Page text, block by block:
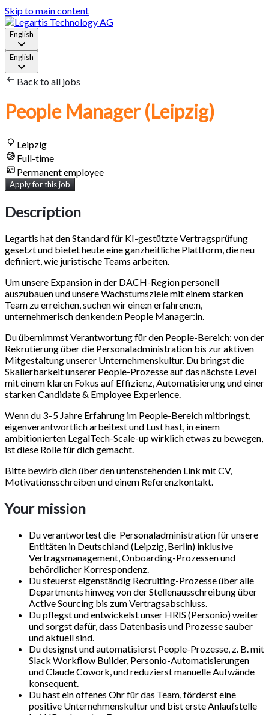
Skip to main content
English
English
Back to all jobs
People Manager (Leipzig)
Leipzig
Full-time
Permanent employee
Apply for this job
Description
Legartis hat den Standard für KI-gestützte Vertragsprüfung
gesetzt und bietet heute eine ganzheitliche Plattform, die neu
definiert, wie juristische Teams arbeiten.
Um unsere Expansion in der DACH-Region personell
auszubauen und unsere Wachstumsziele mit einem starken
Team zu erreichen, suchen wir eine:n erfahrene:n,
unternehmerisch denkende:n People Manager:in.
Du übernimmst Verantwortung für den People-Bereich: von der
Rekrutierung über die Personaladministration bis zur aktiven
Mitgestaltung unserer Unternehmenskultur. Du bringst die
Skalierbarkeit unserer People-Prozesse auf das nächste Level
mit einem klaren Fokus auf Effizienz, Automatisierung und einer
starken Candidate & Employee Experience.
Wenn du 3–5 Jahre Erfahrung im People-Bereich mitbringst,
eigenverantwortlich arbeitest und Lust hast, in einem
ambitionierten LegalTech-Scale-up wirklich etwas zu bewegen,
ist diese Rolle für dich gemacht.
Bitte bewirb dich über den untenstehenden Link mit CV,
Motivationsschreiben und einem Referenzkontakt.
Your mission
Du verantwortest die Personaladministration für unsere
Entitäten in Deutschland (Leipzig, Berlin) inklusive
Vertragsmanagement, Onboarding-Prozessen und
behördlicher Korrespondenz.
Du steuerst eigenständig Recruiting-Prozesse über alle
Departments hinweg von der Stellenausschreibung über
Active Sourcing bis zum Vertragsabschluss.
Du pflegst und entwickelst unser HRIS (Personio) weiter
und sorgst dafür, dass Datenbasis und Prozesse sauber
und aktuell sind.
Du designst und automatisierst People-Prozesse, z. B. mit
Slack Workflow Builder, Personio-Automatisierungen
und Claude Cowork, und reduzierst manuelle Aufwände
konsequent.
Du hast ein offenes Ohr für das Team, förderst eine
positive Unternehmenskultur und bist erste Anlaufstelle